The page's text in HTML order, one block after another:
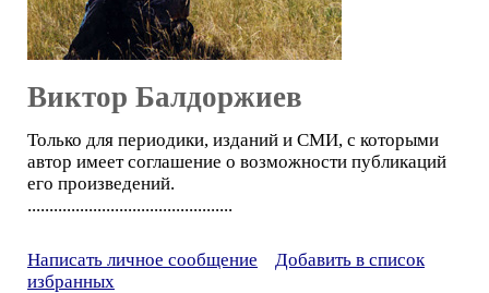
Виктор Балдоржиев
Только для периодики, изданий и СМИ, с которыми
автор имеет соглашение о возможности публикаций
его произведений.
...............................................
Написать личное сообщение
Добавить в список
избранных